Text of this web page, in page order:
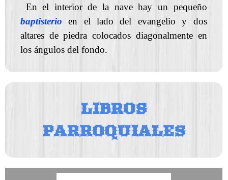
En el interior de la nave hay un pequeño
baptisterio en el lado del evangelio y dos
altares de piedra colocados diagonalmente en
los ángulos del fondo.
LIBROS
PARROQUIALES